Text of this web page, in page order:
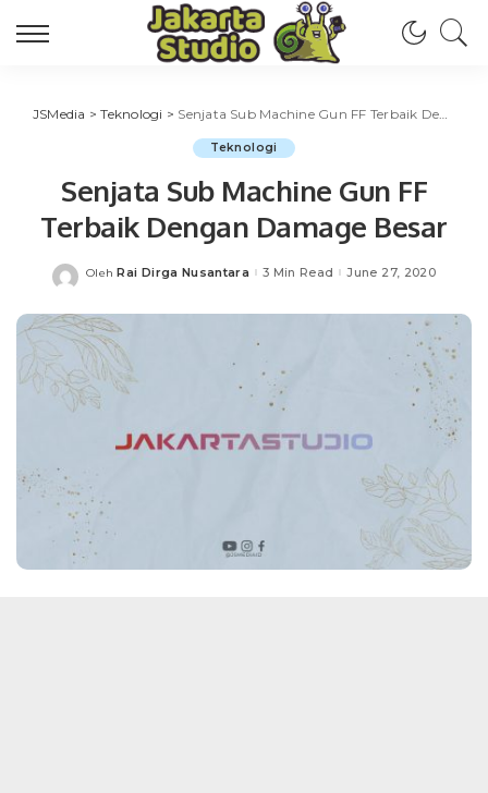
JSMedia >Teknologi > Senjata Sub Machine Gun FF Terbaik Dengan Damage Besar
Teknologi
Senjata Sub Machine Gun FF
Terbaik Dengan Damage Besar
Posted
Oleh Rai Dirga Nusantara 3 Min Read June 27, 2020